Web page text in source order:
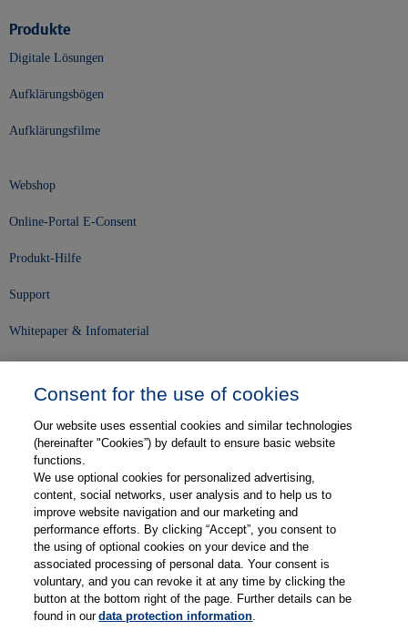
Produkte
Digitale Lösungen
Aufklärungsbögen
Aufklärungsfilme
Webshop
Online-Portal E-Consent
Produkt-Hilfe
Support
Whitepaper & Infomaterial
Karriere
Kontakt
Web-Semniare
Anwenderberichte
Partner
Consent for the use of cookies
Our website uses essential cookies and similar technologies
(hereinafter "Cookies”) by default to ensure basic website
functions.
We use optional cookies for personalized advertising,
content, social networks, user analysis and to help us to
improve website navigation and our marketing and
performance efforts. By clicking “Accept”, you consent to
the using of optional cookies on your device and the
associated processing of personal data. Your consent is
voluntary, and you can revoke it at any time by clicking the
button at the bottom right of the page. Further details can be
found in ourdata protection information.